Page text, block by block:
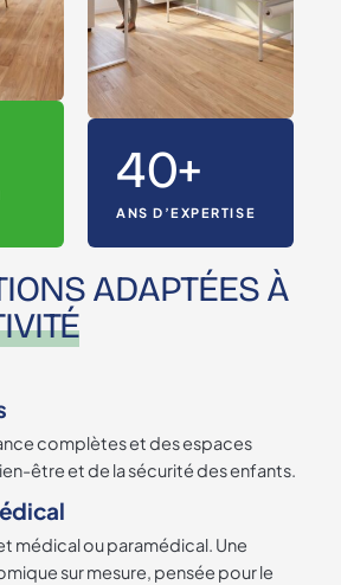
40+
ANS D’EXPERTISE
ADAPTÉES À
complètes et des espaces
être et de la sécurité des enfants.
médical ou paramédical. Une
sur mesure, pensée pour le